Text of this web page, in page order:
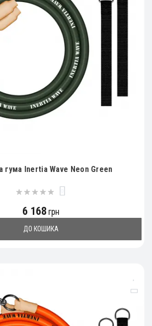
гума Inertia Wave Neon Green
6 168 грн
ДО КОШИКА